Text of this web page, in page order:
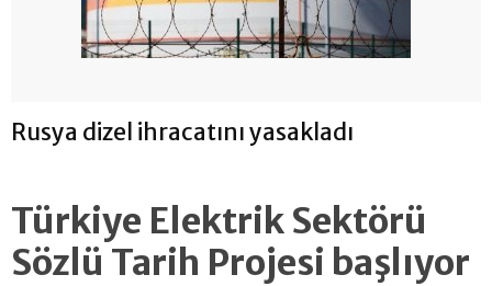
Rusya dizel ihracatını yasakladı
Türkiye Elektrik Sektörü
Sözlü Tarih Projesi başlıyor